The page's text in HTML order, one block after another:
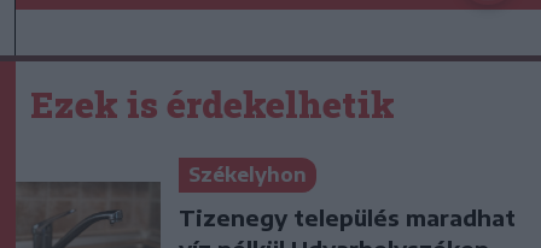
Ezek is érdekelhetik
Székelyhon
Tizenegy település maradhat